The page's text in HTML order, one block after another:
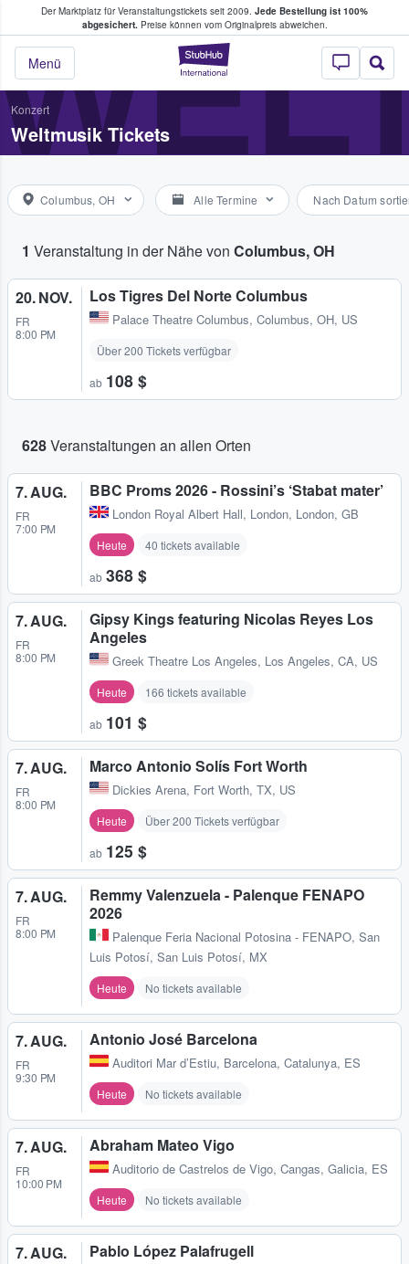
Der Marktplatz für Veranstaltungstickets seit 2009. Jede Bestellung ist 100%
abgesichert.Preise können vom Originalpreis abweichen.
StubHub - Wo
Menü
Tickets kaufen & verkaufen
Konzert
Weltmusik Tickets
Columbus, OH Alle Termine Nach Datum
1 Veranstaltung in der Nähe von Columbus, OH
20. NOV.
FR
8:00 PM
Los Tigres Del Norte Columbus
Palace Theatre Columbus, Columbus, OH, US
Über 200 Tickets verfügbar
ab 108 $
628Veranstaltungen an allen Orten
7. AUG.
FR
7:00 PM
BBC Proms 2026 - Rossini’s ‘Stabat mater’
London Royal Albert Hall, London, London, GB
Heute 40 tickets available
ab 368 $
7. AUG.
FR
8:00 PM
Gipsy Kings featuring Nicolas Reyes Los
Angeles
Greek Theatre Los Angeles, Los Angeles, CA, US
Heute 166 tickets available
ab 101 $
7. AUG.
FR
8:00 PM
Marco Antonio Solís Fort Worth
Dickies Arena, Fort Worth, TX, US
Heute Über 200 Tickets verfügbar
ab 125 $
7. AUG.
FR
8:00 PM
Remmy Valenzuela - Palenque FENAPO
2026
Palenque Feria Nacional Potosina - FENAPO, San
Luis Potosí, San Luis Potosí, MX
Heute No tickets available
7. AUG.
FR
9:30 PM
Antonio José Barcelona
Auditori Mar d’Estiu, Barcelona, Catalunya, ES
Heute No tickets available
7. AUG.
FR
10:00 PM
Abraham Mateo Vigo
Auditorio de Castrelos de Vigo, Cangas, Galicia, ES
Heute No tickets available
7. AUG. Pablo López Palafrugell